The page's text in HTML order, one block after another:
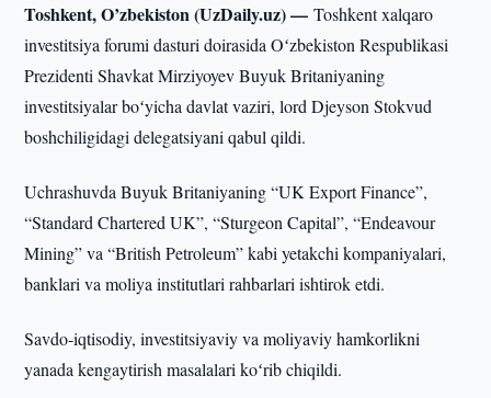
Toshkent, O’zbekiston (UzDaily.uz) —Toshkent xalqaro
investitsiya forumi dasturi doirasida Oʻzbekiston Respublikasi
Prezidenti Shavkat Mirziyoyev Buyuk Britaniyaning
investitsiyalar boʻyicha davlat vaziri, lord Djeyson Stokvud
boshchiligidagi delegatsiyani qabul qildi.
Uchrashuvda Buyuk Britaniyaning “UK Export Finance”,
“Standard Chartered UK”, “Sturgeon Capital”, “Endeavour
Mining” va “British Petroleum” kabi yetakchi kompaniyalari,
banklari va moliya institutlari rahbarlari ishtirok etdi.
Savdo-iqtisodiy, investitsiyaviy va moliyaviy hamkorlikni
yanada kengaytirish masalalari koʻrib chiqildi.